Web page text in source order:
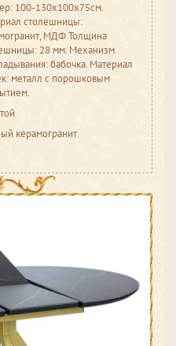
100-130x100x75см.
столешницы:
МДФ Толщина
28 мм. Механизм
бабочка. Материал
металл с порошковым
керамогранит